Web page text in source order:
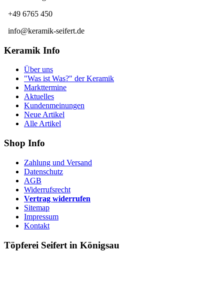
+49 6765 450
info@keramik-seifert.de
Keramik Info
Über uns
"Was ist Was?" der Keramik
Markttermine
Aktuelles
Kundenmeinungen
Neue Artikel
Alle Artikel
Shop Info
Zahlung und Versand
Datenschutz
AGB
Widerrufsrecht
Vertrag widerrufen
Sitemap
Impressum
Kontakt
Töpferei Seifert in Königsau